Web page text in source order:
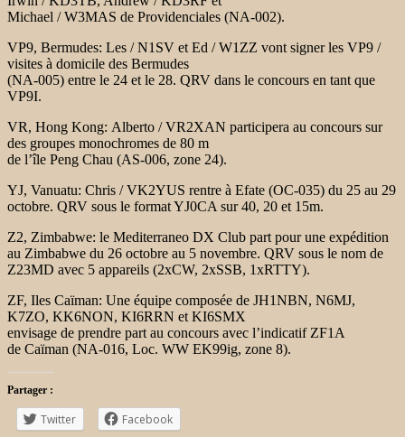
Michael / W3MAS de Providenciales (NA-002).
VP9, Bermudes: Les / N1SV et Ed / W1ZZ vont signer les VP9 /
visites à domicile des Bermudes
(NA-005) entre le 24 et le 28. QRV dans le concours en tant que
VP9I.
VR, Hong Kong: Alberto / VR2XAN participera au concours sur
des groupes monochromes de 80 m
de l’île Peng Chau (AS-006, zone 24).
YJ, Vanuatu: Chris / VK2YUS rentre à Efate (OC-035) du 25 au 29
octobre. QRV sous le format YJ0CA sur 40, 20 et 15m.
Z2, Zimbabwe: le Mediterraneo DX Club part pour une expédition
au Zimbabwe du 26 octobre au 5 novembre. QRV sous le nom de
Z23MD avec 5 appareils (2xCW, 2xSSB, 1xRTTY).
ZF, Iles Caïman: Une équipe composée de JH1NBN, N6MJ,
K7ZO, KK6NON, KI6RRN et KI6SMX
envisage de prendre part au concours avec l’indicatif ZF1A
de Caïman (NA-016, Loc. WW EK99ig, zone 8).
Partager :
Twitter Facebook